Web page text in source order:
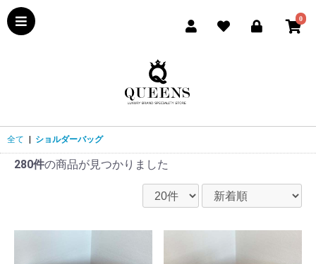
0
全て ショルダーバッグ
280件の商品が見つかりました